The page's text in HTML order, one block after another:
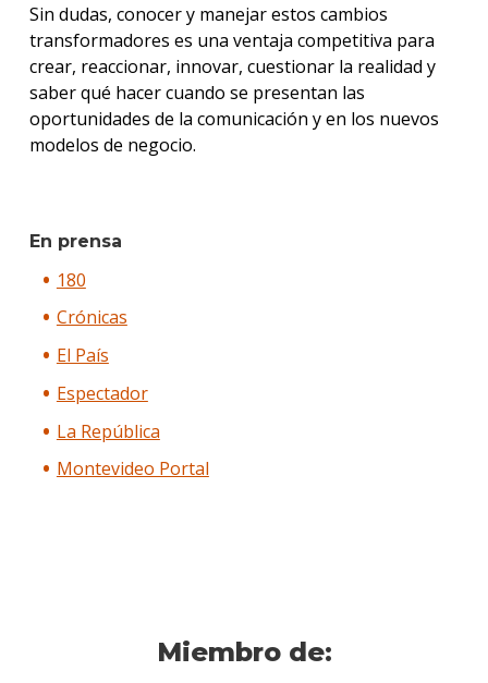
Sin dudas, conocer y manejar estos cambios
transformadores es una ventaja competitiva para
crear, reaccionar, innovar, cuestionar la realidad y
saber qué hacer cuando se presentan las
oportunidades de la comunicación y en los nuevos
modelos de negocio.
En prensa
180
Crónicas
El País
Espectador
La República
Montevideo Portal
Miembro de: